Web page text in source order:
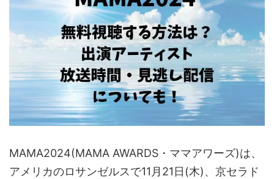
MAMA2024(MAMA AWARDS・ママアワーズ)は、
アメリカのロサンゼルスで11月21日(木)、京セラド